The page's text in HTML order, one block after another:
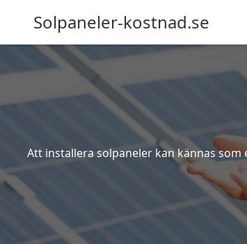
Solpaneler-kostnad.se
Att installera solpaneler kan kännas